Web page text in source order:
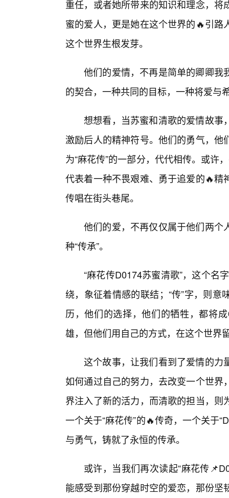
重任，或者她所带来的知识和理念，
蜜的爱人，更是她在这个世界的🔥引
这个世界生根发芽。
他们的爱情，不再是简单的卿卿
的契合，一种共同的目标，一种将爱与
想想看，当苏蜜和清歌的爱情故事
激励后人的精神符号。他们的勇气，
为“麻花传”的一部分，代代相传。或许
代表着一种不畏艰难、勇于追爱的🔥
传唱在街头巷尾。
他们的爱，不再仅仅属于他们两个
种“传承”。
“麻花传D0174苏蜜清歌”，这个名
绕，象征着情感的联结；“传”字，则
历，他们的选择，他们的牺牲，都将
雄，但他们用自己的方式，在这个世界
这个故事，让我们看到了爱情的力
如何通过自己的努力，去改变一个世
界注入了新的活力，而清歌的担当，
一个关于“麻花传”的🔥传奇，一个关于
与勇气，铸就了永恒的传承。
或许，当我们再次读起“麻花传
能感受到那份穿越时空的爱恋，那份